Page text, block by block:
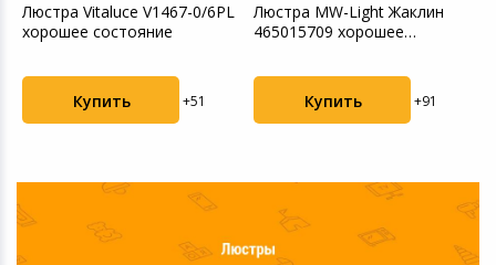
Люстра Vitaluce V1467-0/6PL
хорошее состояние
Купить +51
Люстра MW-Light Жаклин
465015709 хорошее
Купить +91